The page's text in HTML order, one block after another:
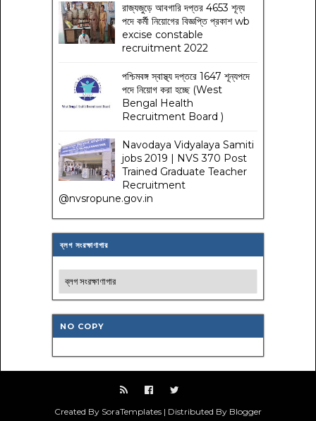
রাজ্যজুড়ে আবগারি দপ্তর 4653 শূন্য
পদে কর্মী নিয়োগের বিজ্ঞপ্তি প্রকাশ wb
excise constable
recruitment 2022
পশ্চিমবঙ্গ স্বাস্থ্য দপ্তরে 1647 শূন্যপদে
পদে নিয়োগ করা হচ্ছে (West
Bengal Health
Recruitment Board )
Navodaya Vidyalaya Samiti
jobs 2019 | NVS 370 Post
Trained Graduate Teacher
Recruitment
@nvsropune.gov.in
ব্লগ সংরক্ষাণাগার
NO COPY
Created By SoraTemplates | Distributed By Blogger